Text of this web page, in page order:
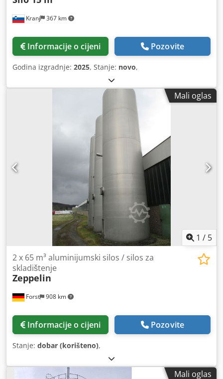
Kranj 367 km
Informacije o cijeni Pozovite
Godina izgradnje: 2025, Stanje: novo,
Mali oglas
1 / 5
Forst 908 km
2 x 65 m³ aluminijumski silos / silos za
skladištenje
Zeppelin
Informacije o cijeni Pozovite
Stanje: dobar (korišteno),
Mali oglas